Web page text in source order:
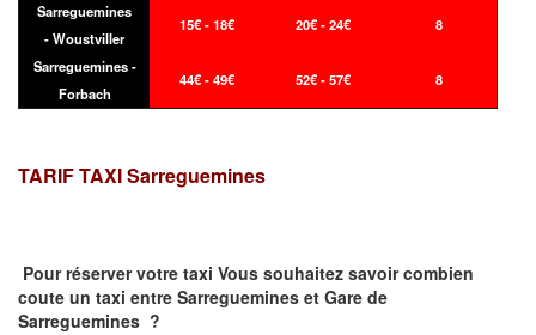
Sarreguemines
- Woustviller
15€ - 18€ 20€ - 24€ 8
Sarreguemines -
Forbach
44€ - 49€ 52€ - 57€ 8
TARIF TAXISarreguemines
Pour réserver votre taxi Vous souhaitez savoircombien
coute un taxi entre Sarreguemines et Gare de
Sarreguemines ?